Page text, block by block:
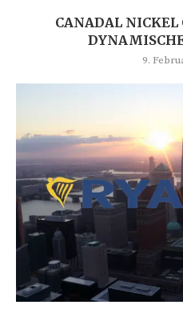
CANADAL
9.